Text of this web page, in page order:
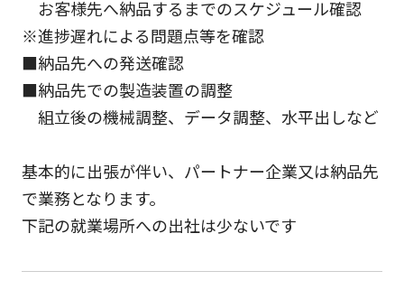
お客様先へ納品するまでのスケジュール確認
※進捗遅れによる問題点等を確認
■納品先への発送確認
■納品先での製造装置の調整
組立後の機械調整、データ調整、水平出しなど
基本的に出張が伴い、パートナー企業又は納品先
で業務となります。
下記の就業場所への出社は少ないです